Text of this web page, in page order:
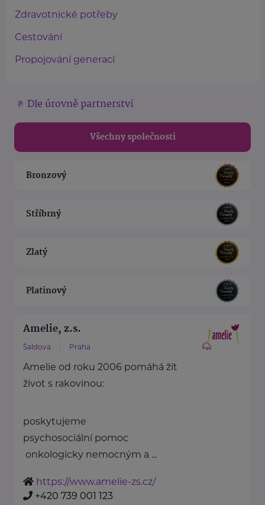
Zdravotnické potřeby
Cestování
Propojování generací
Dle úrovně partnerství
Všechny společnosti
Bronzový
Stříbrný
Zlatý
Platinový
Amelie, z.s.
Šaldova Praha
Amelie od roku 2006 pomáhá žít
život s rakovinou:
poskytujeme
psychosociální pomoc
onkologicky nemocným a ...
https://www.amelie-zs.cz/
+420 739 001 123